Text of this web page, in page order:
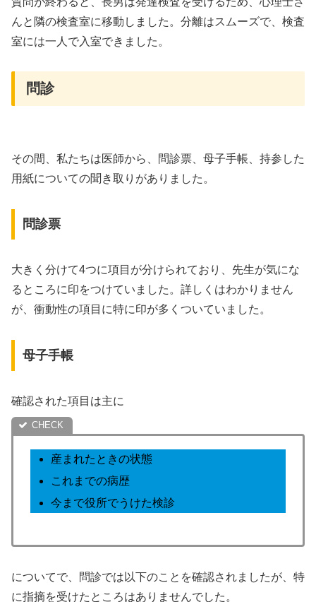
んと隣の検査室に移動しました。分離はスムーズで、検査
室には一人で入室できました。
問診
その間、私たちは医師から、問診票、母子手帳、持参した
用紙についての聞き取りがありました。
問診票
大きく分けて4つに項目が分けられており、先生が気にな
るところに印をつけていました。詳しくはわかりません
が、衝動性の項目に特に印が多くついていました。
母子手帳
確認された項目は主に
産まれたときの状態
これまでの病歴
今まで役所でうけた検診
についてで、問診では以下のことを確認されましたが、特
に指摘を受けたところはありませんでした。